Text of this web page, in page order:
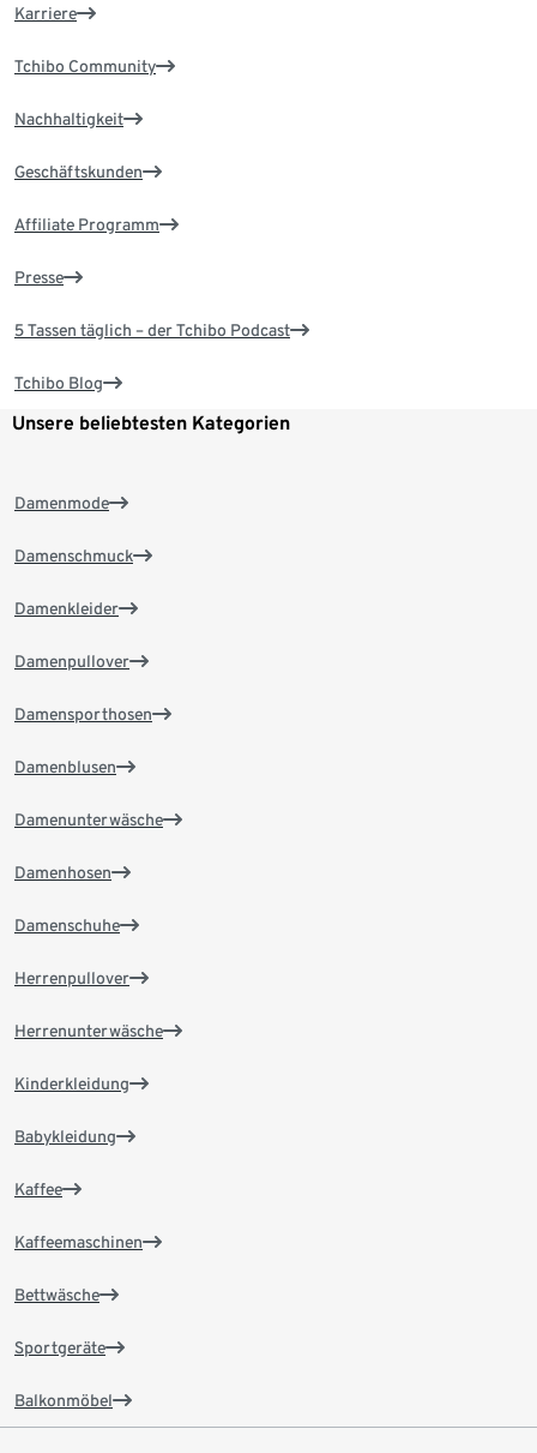
Karriere
Tchibo Community
Nachhaltigkeit
Geschäftskunden
Affiliate Programm
Presse
5 Tassen täglich – der Tchibo Podcast
Tchibo Blog
Unsere beliebtesten Kategorien
Damenmode
Damenschmuck
Damenkleider
Damenpullover
Damensporthosen
Damenblusen
Damenunterwäsche
Damenhosen
Damenschuhe
Herrenpullover
Herrenunterwäsche
Kinderkleidung
Babykleidung
Kaffee
Kaffeemaschinen
Bettwäsche
Sportgeräte
Balkonmöbel